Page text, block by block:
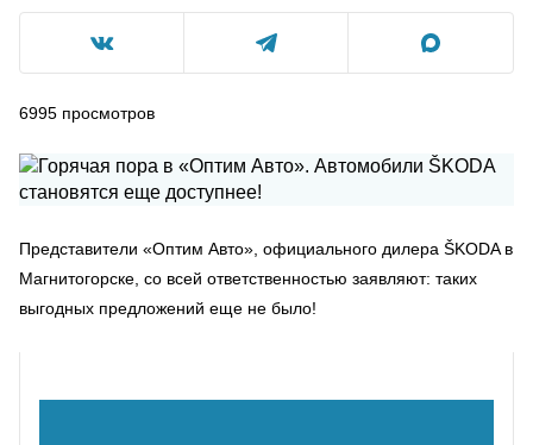
6995 просмотров
Представители «Оптим Авто», официального дилера ŠKODA в
Магнитогорске, со всей ответственностью заявляют: таких
выгодных предложений еще не было!